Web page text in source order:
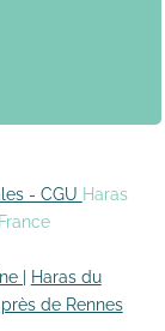
- CGU Haras
|
Haras du
de Rennes